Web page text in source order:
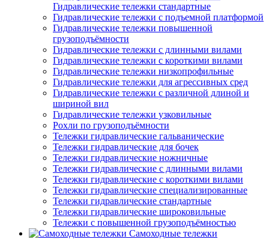
Гидравлические тележки стандартные
Гидравлические тележки с подъемной платформой
Гидравлические тележки повышенной
грузоподъёмности
Гидравлические тележки с длинными вилами
Гидравлические тележки с короткими вилами
Гидравлические тележки низкопрофильные
Гидравлические тележки для агрессивных сред
Гидравлические тележки с различной длиной и
шириной вил
Гидравлические тележки узковильные
Рохли по грузоподъёмности
Тележки гидравлические гальванические
Тележки гидравлические для бочек
Тележки гидравлические ножничные
Тележки гидравлические с длинными вилами
Тележки гидравлические с короткими вилами
Тележки гидравлические специализированные
Тележки гидравлические стандартные
Тележки гидравлические широковильные
Тележки с повышенной грузоподъёмностью
Самоходные тележки